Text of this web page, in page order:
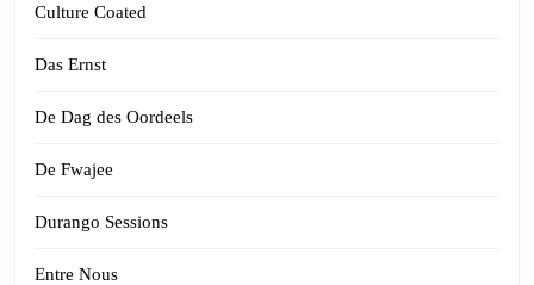
Culture Coated
Das Ernst
De Dag des Oordeels
De Fwajee
Durango Sessions
Entre Nous